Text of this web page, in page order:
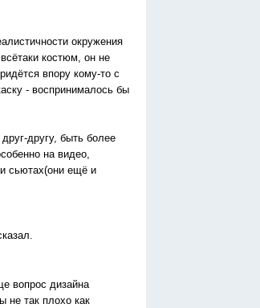
окружения
костюм, он не
впору кому-то с
- воспринималось бы
другу, быть более
на видео,
сьютах(они ещё и
вопрос дизайна
не так плохо как